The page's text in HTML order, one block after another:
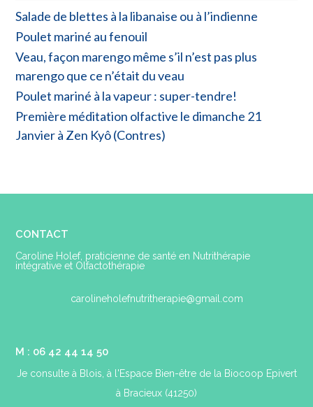
Salade de blettes à la libanaise ou à l’indienne
Poulet mariné au fenouil
Veau, façon marengo même s’il n’est pas plus
marengo que ce n’était du veau
Poulet mariné à la vapeur : super-tendre!
Première méditation olfactive le dimanche 21
Janvier à Zen Kyô (Contres)
CONTACT
Caroline Holef, praticienne de santé en Nutrithérapie
intégrative et Olfactothérapie
carolineholefnutritherapie@gmail.com
M : 06 42 44 14 50
Je consulte à Blois, à l'Espace Bien-être de la Biocoop Epivert
à Bracieux (41250)